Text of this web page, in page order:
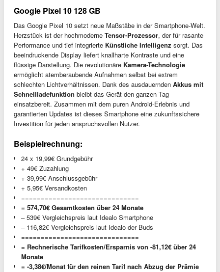
Google Pixel 10 128 GB
Das Google Pixel 10 setzt neue Maßstäbe in der Smartphone-Welt.
Herzstück ist der hochmoderne Tensor-Prozessor, der für rasante
Performance und tief integrierte Künstliche Intelligenz sorgt. Das
beeindruckende Display liefert knallharte Kontraste und eine
flüssige Darstellung. Die revolutionäre Kamera-Technologie
ermöglicht atemberaubende Aufnahmen selbst bei extrem
schlechten Lichtverhältnissen. Dank des ausdauernden Akkus mit
Schnellladefunktion bleibt das Gerät den ganzen Tag
einsatzbereit. Zusammen mit dem puren Android-Erlebnis und
garantierten Updates ist dieses Smartphone eine zukunftssichere
Investition für jeden anspruchsvollen Nutzer.
Beispielrechnung:
24 x 19,99€ Grundgebühr
+ 49€ Zuzahlung
+ 39,99€ Anschlussgebühr
+ 5,95€ Versandkosten
==============================
= 574,70€ Gesamtkosten über 24 Monate
– 539€ Vergleichspreis laut Idealo Smartphone
– 116,82€ Vergleichspreis laut Idealo der Buds
==============================
= Rechnerische Tarifkosten/Ersparnis von -81,12€ über 24
Monate
= -3,38€/Monat für den reinen Tarif nach Abzug der Prämie